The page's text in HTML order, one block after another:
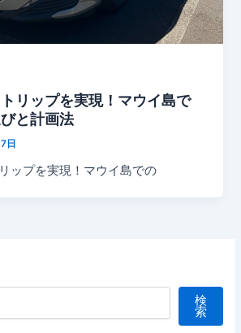
リップを実現！マウイ島で
と計画法
日
ップを実現！マウイ島での
検
索